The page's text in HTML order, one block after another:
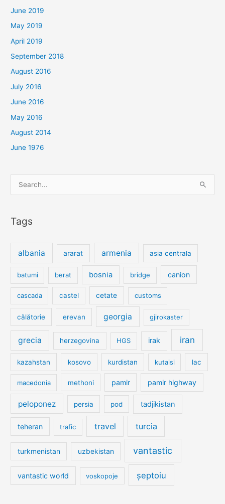
June 2019
May 2019
April 2019
September 2018
August 2016
July 2016
June 2016
May 2016
August 2014
June 1976
for:
Tags
albania ararat armenia asia centrala
batumi berat bosnia bridge canion
cascada castel cetate customs
călătorie erevan georgia gjirokaster
grecia herzegovina HGS irak iran
kazahstan kosovo kurdistan kutaisi lac
macedonia methoni pamir pamir highway
peloponez persia pod tadjikistan
teheran trafic travel turcia
turkmenistan uzbekistan vantastic
vantastic world voskopoje șeptoiu